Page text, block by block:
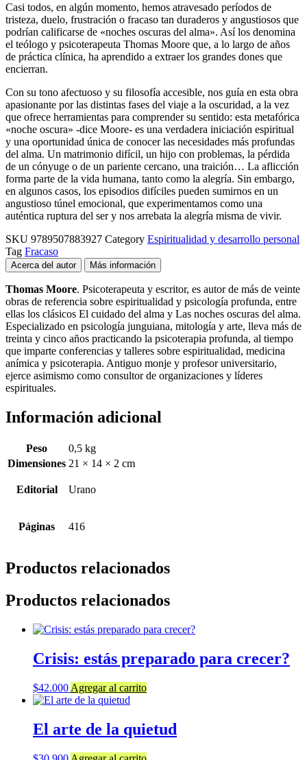
Casi todos, en algún momento, hemos atravesado períodos de
tristeza, duelo, frustración o fracaso tan duraderos y angustiosos que
podrían calificarse de «noches oscuras del alma». Así los denomina
el teólogo y psicoterapeuta Thomas Moore que, a lo largo de años
de práctica clínica, ha aprendido a extraer los grandes dones que
encierran.
Con su tono afectuoso y su filosofía accesible, nos guía en esta obra
apasionante por las distintas fases del viaje a la oscuridad, a la vez
que ofrece herramientas para comprender su sentido: esta metafórica
«noche oscura» -dice Moore- es una verdadera iniciación espiritual
y una oportunidad única de conocer las necesidades más profundas
del alma. Un matrimonio difícil, un hijo con problemas, la pérdida
de un cónyuge o de un pariente cercano, una traición… La aflicción
forma parte de la vida humana, tanto como la alegría. Sin embargo,
en algunos casos, los episodios difíciles pueden sumirnos en un
angustioso túnel emocional, que experimentamos como una
auténtica ruptura del ser y nos arrebata la alegría misma de vivir.
SKU 9789507883927 Category Espiritualidad y desarrollo personal
Tag Fracaso
Acerca del autor Más información
Thomas Moore. Psicoterapeuta y escritor, es autor de más de veinte
obras de referencia sobre espiritualidad y psicología profunda, entre
ellas los clásicos El cuidado del alma y Las noches oscuras del alma.
Especializado en psicología junguiana, mitología y arte, lleva más de
treinta y cinco años practicando la psicoterapia profunda, al tiempo
que imparte conferencias y talleres sobre espiritualidad, medicina
anímica y psicoterapia. Antiguo monje y profesor universitario,
ejerce asimismo como consultor de organizaciones y líderes
espirituales.
Información adicional
Peso
0,5 kg
Dimensiones 21 × 14 × 2 cm
Editorial Urano
Páginas 416
Productos relacionados
Productos relacionados
Crisis: estás preparado para crecer?
$42.000 Agregar al carrito
El arte de la quietud